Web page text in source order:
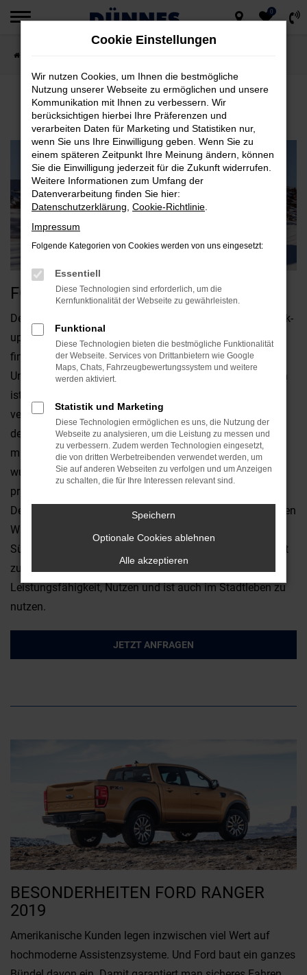
Zum
springen
0
FORD RANGER 2019
bei Dünnes im Raum Regensburg
FORD RANGER 2019
Der Ford Ranger ist ein Gewinner und meistverkaufter Pick-
up in Europa. Und bringen die Mitbewerber auch noch so
finessenreiche Modelle auf den Markt, greift der
Unternehmer trotzdem zum Ford Ranger. Denn der Wagen
ist günstig, robust und lässt sich spielend einfach wieder
verkaufen. Bei einem durchweg geringen Wertverlust. In
den USA wurde die Version 2019 gerade vorgestellt. Der
mittelgroße Pick-up wird bereits seit 1982 produziert und
wurde insgesamt sieben Millionen Mal verkauft. Die nun
präsentierte Version wird Ende 2018 gebaut und in
Deutschland werden vermutlich gegen April 2019 die ersten
Wagen eintreffen. Gebaut wird der Wagen für Europa im
Südafrika. Alleine seit 2014 hat der Absatz um 83 Prozent
zugenommen. Der neue Ford Ranger liefert
Leistungsfähigkeit, Nutzen und ist auch im Stadtleben zu
nutzen.
JETZT ANFRAGEN
BESONDERHEITEN FORD RANGER
2019
Amerikanische Kunden legen inzwischen viel Wert auf
hochmoderne Assistenzsysteme. Und Ford baut ein ganzes
Cookie Einstellungen
Wir nutzen Cookies, um Ihnen die bestmögliche
Nutzung unserer Webseite zu ermöglichen und unsere
Kommunikation mit Ihnen zu verbessern. Wir
berücksichtigen hierbei Ihre Präferenzen und
verarbeiten Daten für Marketing und Statistiken nur,
wenn Sie uns Ihre Einwilligung geben. Wenn Sie zu
einem späteren Zeitpunkt Ihre Meinung ändern, können
Sie die Einwilligung jederzeit für die Zukunft widerrufen.
Weitere Informationen zum Umfang der
Datenverarbeitung finden Sie hier:
Datenschutzerklärung Cookie-Richtlinie
Impressum
Folgende Kategorien von Cookies werden von uns eingesetzt:
Essentiell
Diese Technologien sind erforderlich, um die
Kernfunktionalität der Webseite zu gewährleisten.
Funktional
Diese Technologien bieten die bestmögliche Funktionalität
der Webseite. Services von Drittanbietern wie Google
Maps, Chats, Fahrzeugbewertungssystem und weitere
werden aktiviert.
Statistik und Marketing
Diese Technologien ermöglichen es uns, die Nutzung der
Webseite zu analysieren, um die Leistung zu messen und
zu verbessern. Zudem werden Technologien eingesetzt,
die von dritten Werbetreibenden verwendet werden, um
Sie auf anderen Webseiten zu verfolgen und um Anzeigen
zu schalten, die für Ihre Interessen relevant sind.
Speichern
Optionale Cookies ablehnen
Alle akzeptieren